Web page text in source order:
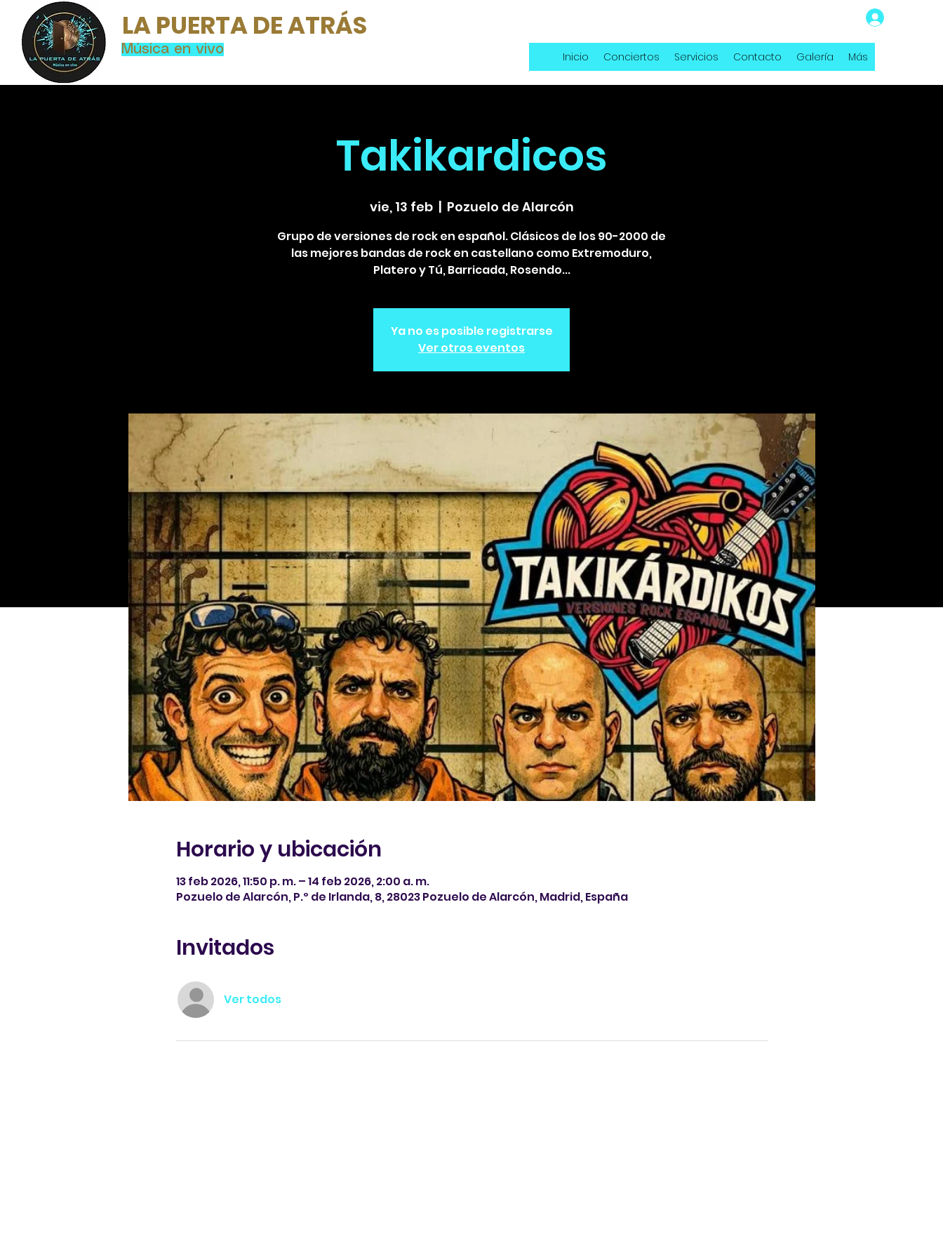
LA PUERTA DE ATRÁS
Música en vivo
Inicio Conciertos Servicios Contacto Galería Más
Takikardicos
vie, 13 feb
  |
Pozuelo de Alarcón
Grupo de versiones de rock en español. Clásicos de los 90-2000 de
las mejores bandas de rock en castellano como Extremoduro,
Platero y Tú, Barricada, Rosendo...
Ya no es posible registrarse
Ver otros eventos
Horario y ubicación
13 feb 2026, 11:50 p. m. – 14 feb 2026, 2:00 a. m.
Pozuelo de Alarcón, P.º de Irlanda, 8, 28023 Pozuelo de Alarcón, Madrid, España
Invitados
Ver todos